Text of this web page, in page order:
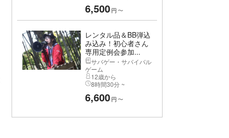
6,500円 〜
レンタル品＆BB弾込
み込み！初心者さん
専用定例会参加...
サバゲー・サバイバル
ゲーム
12歳から
8時間30分 ~
6,600円 〜